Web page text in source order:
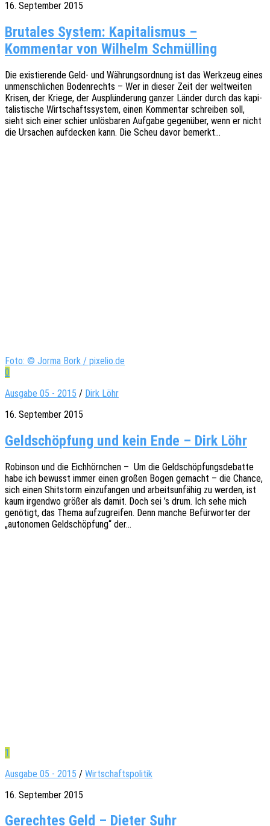
16. September 2015
Brutales System: Kapitalismus –
Kommentar von Wilhelm Schmülling
Die exis­tie­ren­de Geld- und Währungs­ord­nung ist das Werk­zeug eines
unmensch­li­chen Boden­rechts – Wer in dieser Zeit der welt­wei­ten
Krisen, der Kriege, der Ausplün­de­rung ganzer Länder durch das kapi­
ta­lis­ti­sche Wirt­schafts­sys­tem, einen Kommen­tar schrei­ben soll,
sieht sich einer schier unlös­ba­ren Aufga­be gegen­über, wenn er nicht
die Ursa­chen aufde­cken kann. Die Scheu davor bemerkt…
Foto: © Jorma Bork / pixelio.de
0
Ausgabe 05 - 2015 / Dirk Löhr
16. September 2015
Geldschöpfung und kein Ende – Dirk Löhr
Robin­son und die Eich­hörn­chen – Um die Geld­schöp­fungs­de­bat­te
habe ich bewusst immer einen großen Bogen gemacht – die Chance,
sich einen Shit­s­torm einzu­fan­gen und arbeits­un­fä­hig zu werden, ist
kaum irgend­wo größer als damit. Doch sei ’s drum. Ich sehe mich
genö­tigt, das Thema aufzu­grei­fen. Denn manche Befür­wor­ter der
„auto­no­men Geld­schöp­fung“ der…
1
Ausgabe 05 - 2015 / Wirtschaftspolitik
16. September 2015
Gerechtes Geld – Dieter Suhr